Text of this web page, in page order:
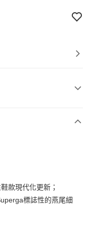
款現代化更新；
標誌性的燕尾細